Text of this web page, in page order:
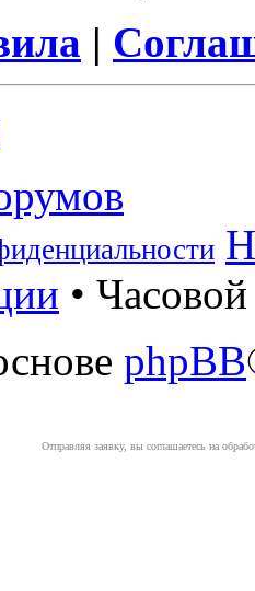
|
•
phpBB
Отправляя заявку, вы соглашаетесь на